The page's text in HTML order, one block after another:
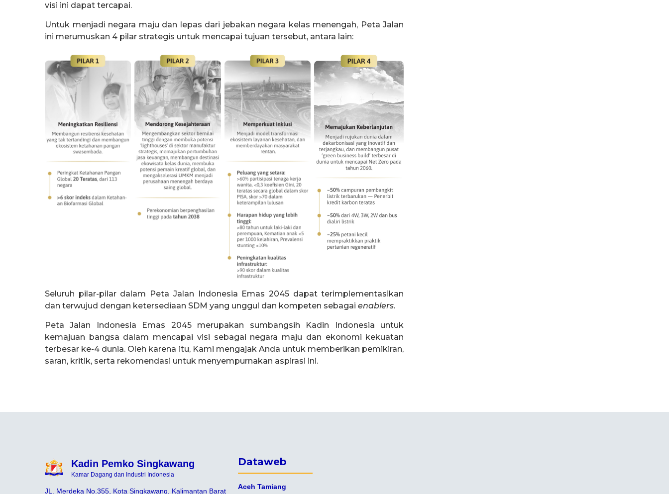
visi ini dapat tercapai.
Untuk menjadi negara maju dan lepas dari jebakan negara kelas menengah, Peta Jalan
ini merumuskan 4 pilar strategis untuk mencapai tujuan tersebut, antara lain:
Seluruh pilar-pilar dalam Peta Jalan Indonesia Emas 2045 dapat terimplementasikan
dan terwujud dengan ketersediaan SDM yang unggul dan kompeten sebagai enablers.
Peta Jalan Indonesia Emas 2045 merupakan sumbangsih Kadin Indonesia untuk
kemajuan bangsa dalam mencapai visi sebagai negara maju dan ekonomi kekuatan
terbesar ke-4 dunia. Oleh karena itu, Kami mengajak Anda untuk memberikan pemikiran,
saran, kritik, serta rekomendasi untuk menyempurnakan aspirasi ini.
Kadin Pemko Singkawang
Kamar Dagang dan Industri Indonesia
JL. Merdeka No.355, Kota Singkawang, Kalimantan Barat
Dataweb
Aceh Tamiang